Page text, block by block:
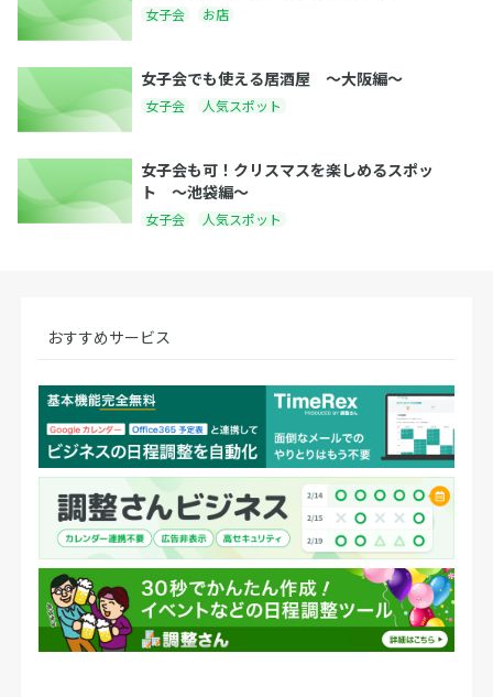
女子会 お店
女子会でも使える居酒屋 〜大阪編〜
女子会 人気スポット
女子会も可！クリスマスを楽しめるスポッ
ト 〜池袋編〜
女子会 人気スポット
おすすめサービス